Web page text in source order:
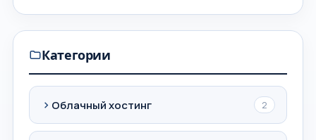
Категории
Облачный хостинг 2